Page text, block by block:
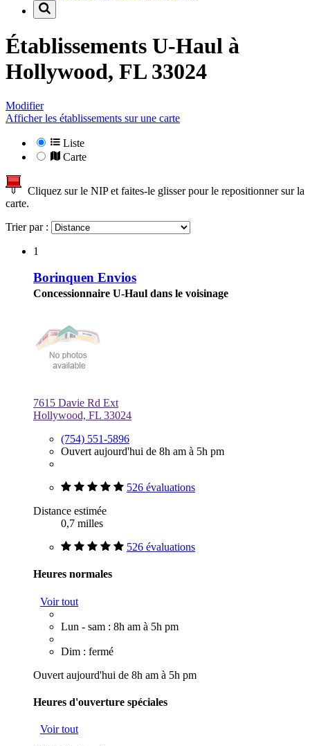
Établissements U-Haul à
Hollywood, FL 33024
Modifier
Afficher les établissements sur une carte
Liste
Carte
Cliquez sur le NIP et faites-le glisser pour le repositionner sur la
carte.
Trier par :
1
Borinquen Envios
Concessionnaire U-Haul dans le voisinage
7615 Davie Rd Ext
Hollywood, FL 33024
(754) 551-5896
Ouvert aujourd'hui de 8h am à 5h pm
526 évaluations
Distance estimée
0,7 milles
526 évaluations
Heures normales
Voir tout
Lun - sam : 8h am à 5h pm
Dim : fermé
Ouvert aujourd'hui de 8h am à 5h pm
Heures d'ouverture spéciales
Voir tout